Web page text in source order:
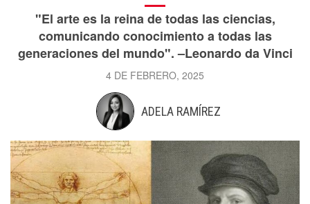
"El arte es la reina de todas las ciencias,
comunicando conocimiento a todas las
generaciones del mundo". –Leonardo da Vinci
4 DE FEBRERO, 2025
ADELA RAMÍREZ